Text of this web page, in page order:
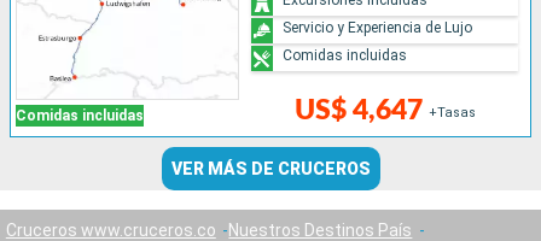
Comidas incluidas US$ 4,647 +Tasas
Servicio y Experiencia de Lujo
Comidas incluidas
VER MÁS DE CRUCEROS
Cruceros www.cruceros.co
Nuestros Destinos País